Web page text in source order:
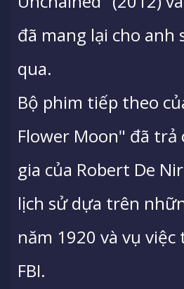
đã mang lại cho
qua.
Bộ phim tiếp theo
Flower Moon" đã trả
gia của Robert De
lịch sử dựa trên
năm 1920 và vụ
FBI.